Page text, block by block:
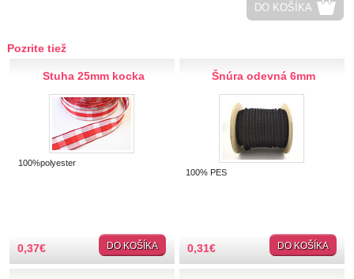
Krajky
Nášivky a Nažehlovačky
Perie, pierka, perá
Kohútie farebné perie
DO KOŠÍKA
Pozrite tiež
Stuha 25mm kocka
100%polyester
0,37€ DO KOŠÍKA
Šnúra odevná 6mm
100% PES
0,31€ DO KOŠÍKA